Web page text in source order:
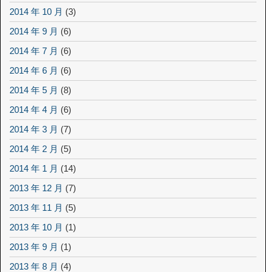
2014 年 10 月 (3)
2014 年 9 月 (6)
2014 年 7 月 (6)
2014 年 6 月 (6)
2014 年 5 月 (8)
2014 年 4 月 (6)
2014 年 3 月 (7)
2014 年 2 月 (5)
2014 年 1 月 (14)
2013 年 12 月 (7)
2013 年 11 月 (5)
2013 年 10 月 (1)
2013 年 9 月 (1)
2013 年 8 月 (4)